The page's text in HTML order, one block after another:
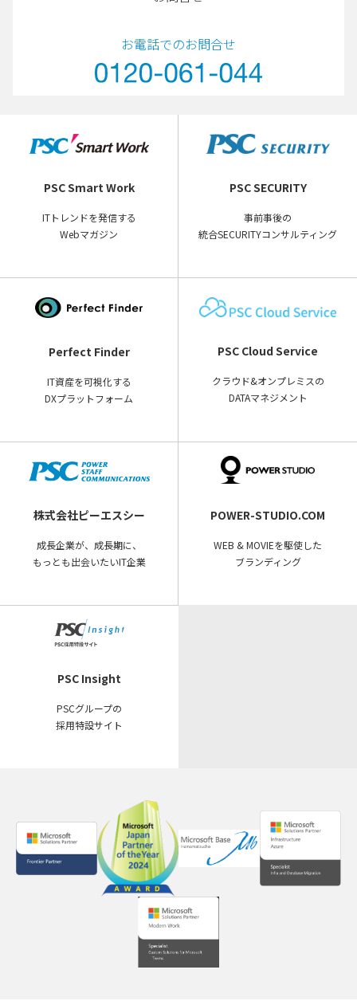
お電話でのお問合せ
PSC Smart Work
ITトレンドを発信する
Webマガジン
PSC SECURITY
事前事後の
統合SECURITYコンサルティング
Perfect Finder
IT資産を可視化する
DXプラットフォーム
PSC Cloud Service
クラウド&オンプレミスの
DATAマネジメント
株式会社ピーエスシー
成長企業が、成長期に、
もっとも出会いたいIT企業
POWER-STUDIO.COM
WEB & MOVIEを駆使した
ブランディング
PSC Insight
PSCグループの
採用特設サイト